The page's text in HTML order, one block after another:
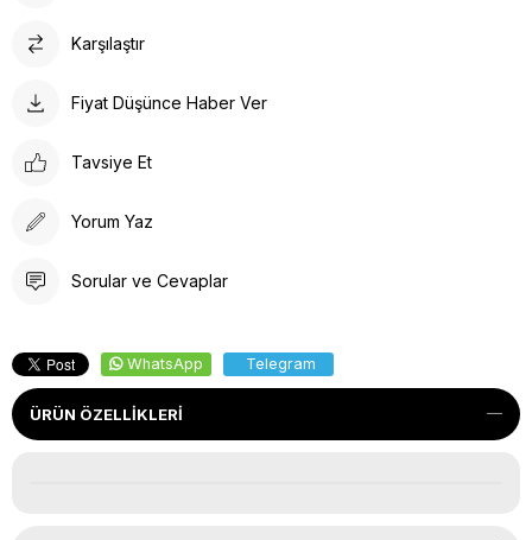
Karşılaştır
Fiyat Düşünce Haber Ver
Tavsiye Et
Yorum Yaz
Sorular ve Cevaplar
WhatsApp Telegram
ÜRÜN ÖZELLIKLERI